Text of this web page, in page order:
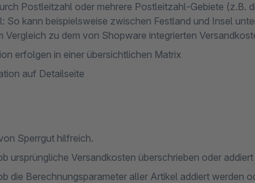
Postleitzahl oder mehrere Postleitzahl-Gebiete (z.B.
So kann beispielsweise zwischen Festland und Insel
Vergleich zu dem von Shopware integrierten
erfolgen in einer übersichtlichen Matrix
auf Detailseite
Sperrgut hilfreich.
ursprüngliche Versandkosten überschrieben oder
die Berechnungsparameter aller Artikel addiert werden